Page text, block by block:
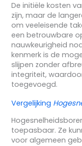
De initiële kosten
zijn, maar de
om veeleisende
een betrouwbare
nauwkeurigheid
kenmerk is de
slijpen zonder
integriteit,
toegevoegd.
Vergelijking
toepasbaar. Ze
voor algemeen